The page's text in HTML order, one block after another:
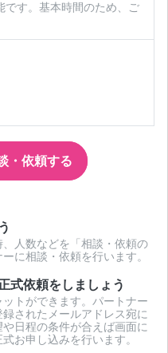
す。基本時間のため、ご
・依頼する
人数などを「相談・依頼の
に相談・依頼を行います。
式依頼をしましょう
トができます。パートナー
されたメールアドレス宛に
日程の条件が合えば画面に
お申し込みを行います。